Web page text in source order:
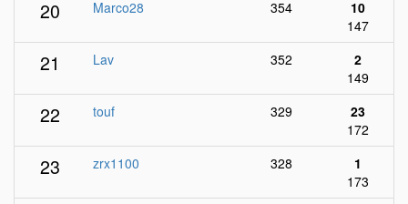
20 Marco28 354
10
147
21 Lav 352
2
149
22 touf 329
23
172
23 zrx1100 328
1
173